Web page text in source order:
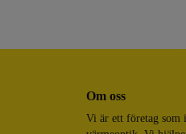
Om oss
Vi är ett företag som